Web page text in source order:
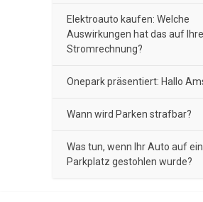
Elektroauto kaufen: Welche
Auswirkungen hat das auf Ihre
Stromrechnung?
Onepark präsentiert: Hallo
Wann wird Parken strafbar?
Was tun, wenn Ihr Auto auf
Parkplatz gestohlen wurde?